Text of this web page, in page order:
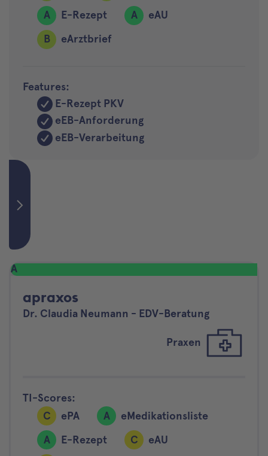
A E-Rezept A
eAU
B
eArztbrief
Features:
E-Rezept PKV
eEB-Anforderung
eEB-Verarbeitung
A
apraxos
Dr. Claudia Neumann - EDV-Beratung
Praxen
TI-Scores:
C
ePA A
eMedikationsliste
A
E-Rezept C
eAU